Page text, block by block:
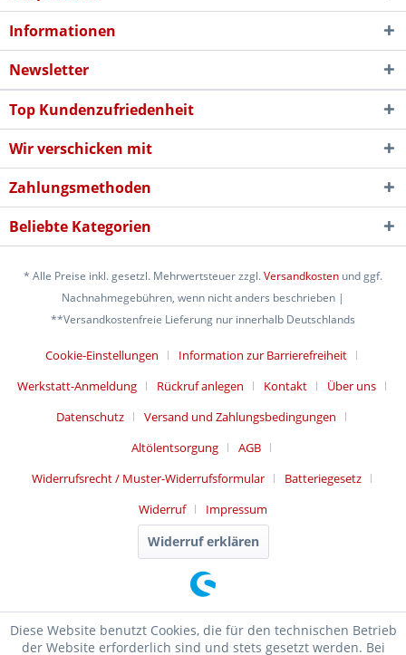
Informationen
Newsletter
Top Kundenzufriedenheit
Wir verschicken mit
Zahlungsmethoden
Beliebte Kategorien
* Alle Preise inkl. gesetzl. Mehrwertsteuer zzgl.Versandkosten und ggf.
Nachnahmegebühren, wenn nicht anders beschrieben |
**Versandkostenfreie Lieferung nur innerhalb Deutschlands
Cookie-Einstellungen
Information zur Barrierefreiheit
Werkstatt-Anmeldung
Rückruf anlegen Kontakt
Über uns
Datenschutz
Versand und Zahlungsbedingungen
Altölentsorgung
AGB
Widerrufsrecht / Muster-Widerrufsformular
Batteriegesetz
Widerruf
Impressum
Widerruf erklären
Diese Website benutzt Cookies, die für den technischen Betrieb
der Website erforderlich sind und stets gesetzt werden. Bei